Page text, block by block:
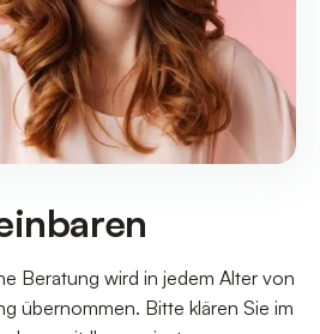
Beratung wird in jedem Alter von
übernommen. Bitte klären Sie im